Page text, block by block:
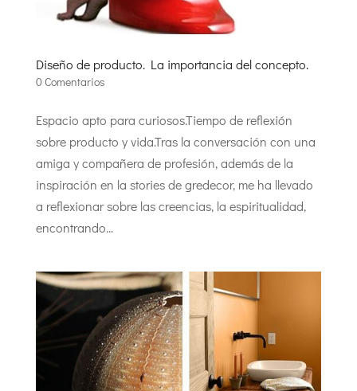
Diseño de producto. La importancia del concepto.
0 Comentarios
Espacio apto para curiosos.Tiempo de reflexión
sobre producto y vida.Tras la conversación con una
amiga y compañera de profesión, además de la
inspiración en la stories de gredecor, me ha llevado
a reflexionar sobre las creencias, la espiritualidad,
encontrando...